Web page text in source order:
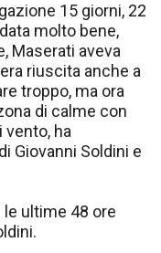
15 giorni, 22
molto bene,
Maserati aveva
riuscita anche a
troppo, ma ora
di calme con
ha
Giovanni Soldini e
ultime 48 ore